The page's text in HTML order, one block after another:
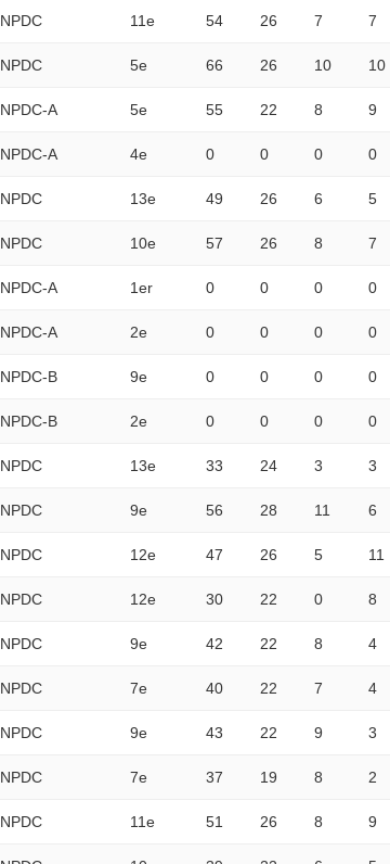
NPDC 11e 54 26 7 7
NPDC 5e 66 26 10 10
NPDC-A 5e 55 22 8 9
NPDC-A 4e 0 0 0 0
NPDC 13e 49 26 6 5
NPDC 10e 57 26 8 7
NPDC-A 1er 0 0 0 0
NPDC-A 2e 0 0 0 0
NPDC-B 9e 0 0 0 0
NPDC-B 2e 0 0 0 0
NPDC 13e 33 24 3 3
NPDC 9e 56 28 11 6
NPDC 12e 47 26 5 11
NPDC 12e 30 22 0 8
NPDC 9e 42 22 8 4
NPDC 7e 40 22 7 4
NPDC 9e 43 22 9 3
NPDC 7e 37 19 8 2
NPDC 11e 51 26 8 9